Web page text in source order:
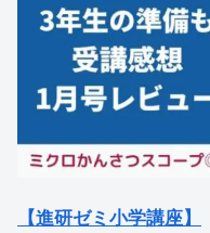
【進研ゼミ小学講座】